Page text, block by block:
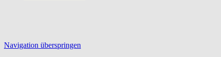
Navigation überspringen